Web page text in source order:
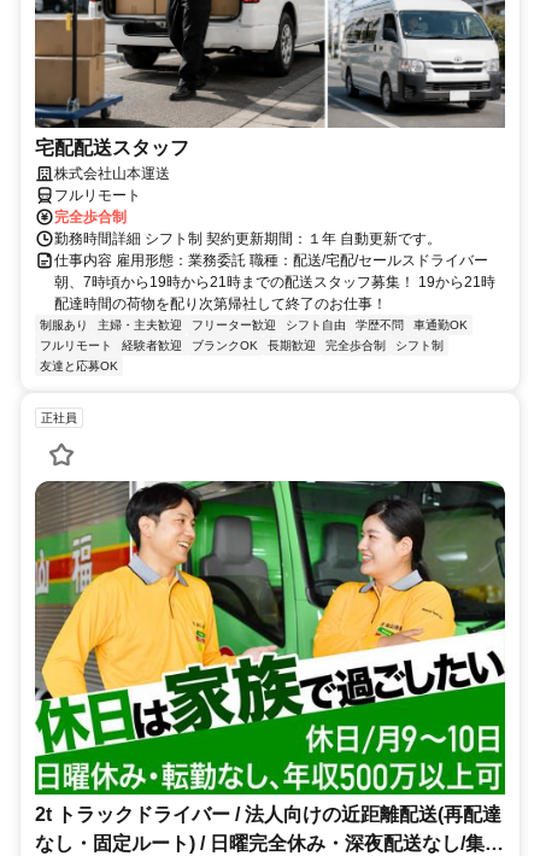
宅配配送スタッフ
株式会社山本運送
フルリモート
完全歩合制
勤務時間詳細 シフト制 契約更新期間：１年 自動更新です。
仕事内容 雇用形態：業務委託 職種：配送/宅配/セールスドライバー
朝、7時頃から19時から21時までの配送スタッフ募集！ 19から21時
配達時間の荷物を配り次第帰社して終了のお仕事！
制服あり 主婦・主夫歓迎 フリーター歓迎 シフト自由 学歴不問
車通勤OK
フルリモート
経験者歓迎 ブランクOK 長期歓迎 完全歩合制
シフト制
友達と応募OK
正社員
2t トラックドライバー / 法人向けの近距離配送(再配達
なし・固定ルート) / 日曜完全休み・深夜配送なし/集配